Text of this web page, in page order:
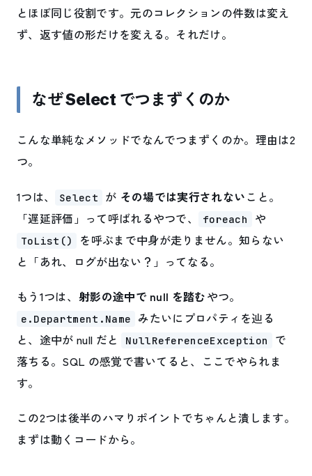
とほぼ同じ役割です。元のコレクションの件数は変え
ず、返す値の形だけを変える。それだけ。
なぜ Select でつまずくのか
こんな単純なメソッドでなんでつまずくのか。理由は2
つ。
1つは、 Select が その場では実行されない こと。
「遅延評価」って呼ばれるやつで、
foreach や
ToList()
を呼ぶまで中身が走りません。知らない
と「あれ、ログが出ない？」ってなる。
もう1つは、 射影の途中で null を踏むやつ。
e.Department.Name
みたいにプロパティを辿る
と、途中が null だと
NullReferenceException
で
落ちる。SQL の感覚で書いてると、ここでやられま
す。
この2つは後半のハマりポイントでちゃんと潰します。
まずは動くコードから。